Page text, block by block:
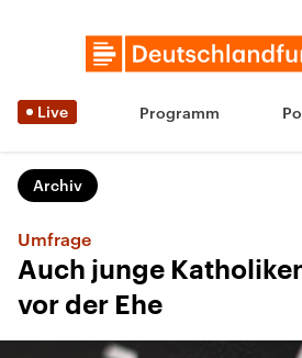
Live Programm
Archiv
Umfrage
Auch junge
vor der Ehe